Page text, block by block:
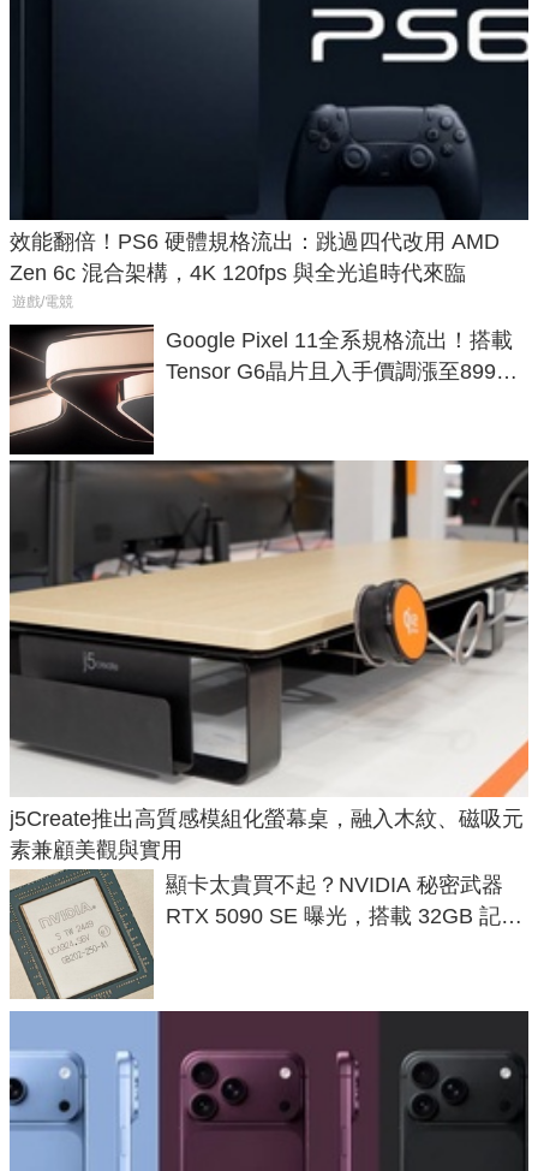
效能翻倍！PS6 硬體規格流出：跳過四代改用 AMD
Zen 6c 混合架構，4K 120fps 與全光追時代來臨
遊戲/電競
Google Pixel 11全系規格流出！搭載
Tensor G6晶片且入手價調漲至899美
j5Create推出高質感模組化螢幕桌，融入木紋、磁吸元
素兼顧美觀與實用
顯卡太貴買不起？NVIDIA 秘密武器
RTX 5090 SE 曝光，搭載 32GB 記憶